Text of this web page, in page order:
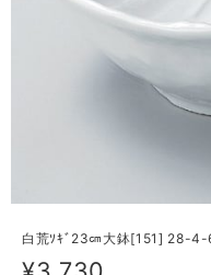
白荒ｿｷﾞ23㎝大鉢[151] 28-4-